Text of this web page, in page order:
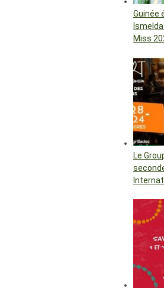
Guinée
Miss
Le